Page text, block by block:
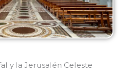
y la Jerusalén Celeste